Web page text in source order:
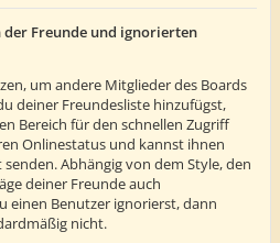
der Freunde und ignorierten
um andere Mitglieder des Boards
deiner Freundesliste hinzufügst,
Bereich für den schnellen Zugriff
Onlinestatus und kannst ihnen
Abhängig von dem Style, den
deiner Freunde auch
einen Benutzer ignorierst, dann
nicht.